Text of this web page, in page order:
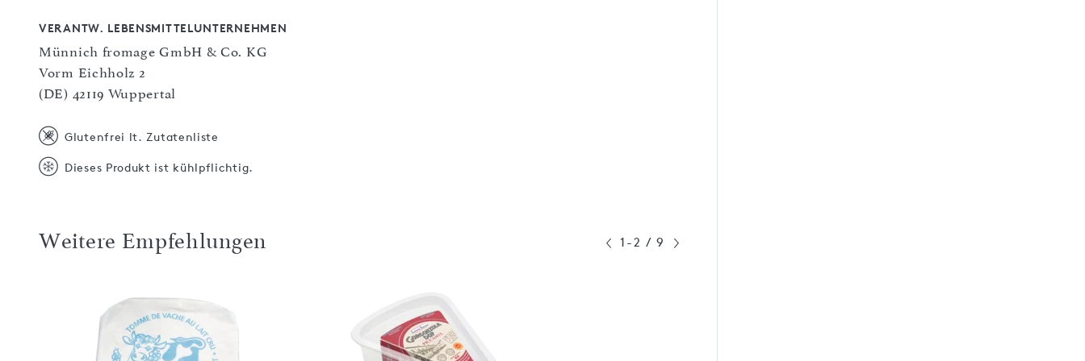
VERANTW. LEBENSMITTELUNTERNEHMEN
Münnich fromage GmbH & Co. KG
Vorm Eichholz 2
(DE) 42119 Wuppertal
Glutenfrei lt. Zutatenliste
Dieses Produkt ist kühlpflichtig.
Weitere Empfehlungen 1-2 / 9